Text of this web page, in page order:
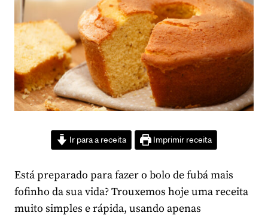
Ir para a receita Imprimir receita
Está preparado para fazer o bolo de fubá mais
fofinho da sua vida? Trouxemos hoje uma receita
muito simples e rápida, usando apenas